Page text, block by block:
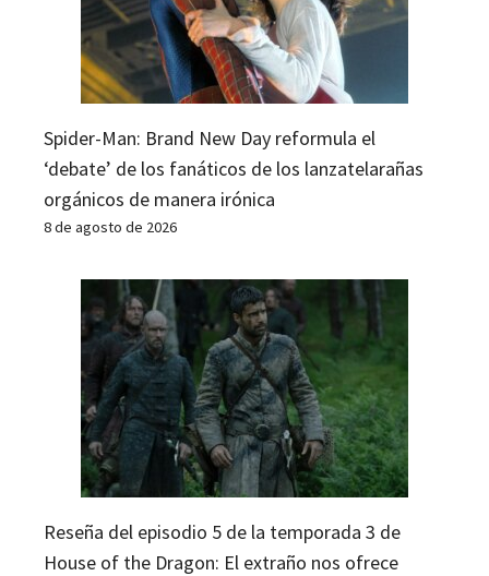
Spider-Man: Brand New Day reformula el
‘debate’ de los fanáticos de los lanzatelarañas
orgánicos de manera irónica
8 de agosto de 2026
Reseña del episodio 5 de la temporada 3 de
House of the Dragon: El extraño nos ofrece